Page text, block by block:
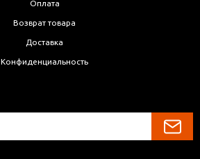
Оплата
Возврат товара
Доставка
Конфиденциальность